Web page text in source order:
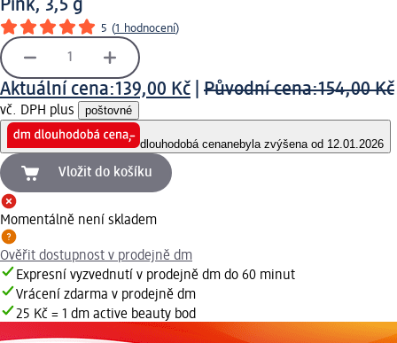
Pink, 3,5 g
5 (1 hodnocení)
Aktuální cena:139,00 Kč Původní cena:154,00 Kč
vč. DPH plus poštovné
dlouhodobá cenanebyla zvýšena od 12.01.2026
Vložit do košíku
Momentálně není skladem
Ověřit dostupnost v prodejně dm
Expresní vyzvednutí v prodejně dm do 60 minut
Vrácení zdarma v prodejně dm
25 Kč = 1 dm active beauty bod